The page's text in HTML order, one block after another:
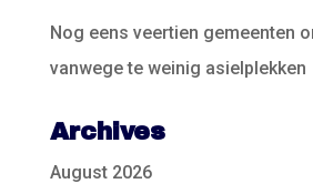
Nog eens veertien gemeenten
vanwege te weinig asielplekken
Archives
August 2026